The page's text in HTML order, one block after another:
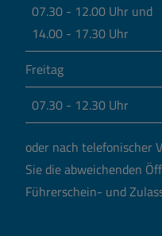
07.30 - 12.00 Uhr und
14.00 - 17.30 Uhr
Freitag
07.30 - 12.30 Uhr
oder nach telefonischer
Sie die abweichenden
Führerschein- und